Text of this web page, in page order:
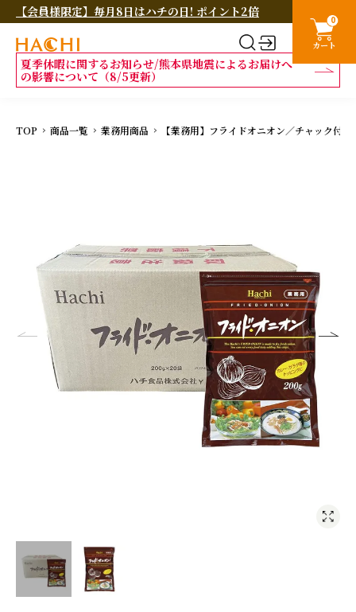
【会員様限定】毎月8日はハチの日! ポイント2倍
夏季休暇に関するお知らせ/熊本県地震によるお届けへ
の影響について（8/5更新）
0
カート
TOP 商品一覧 業務用商品 【業務用】フライドオニオン／チャック付